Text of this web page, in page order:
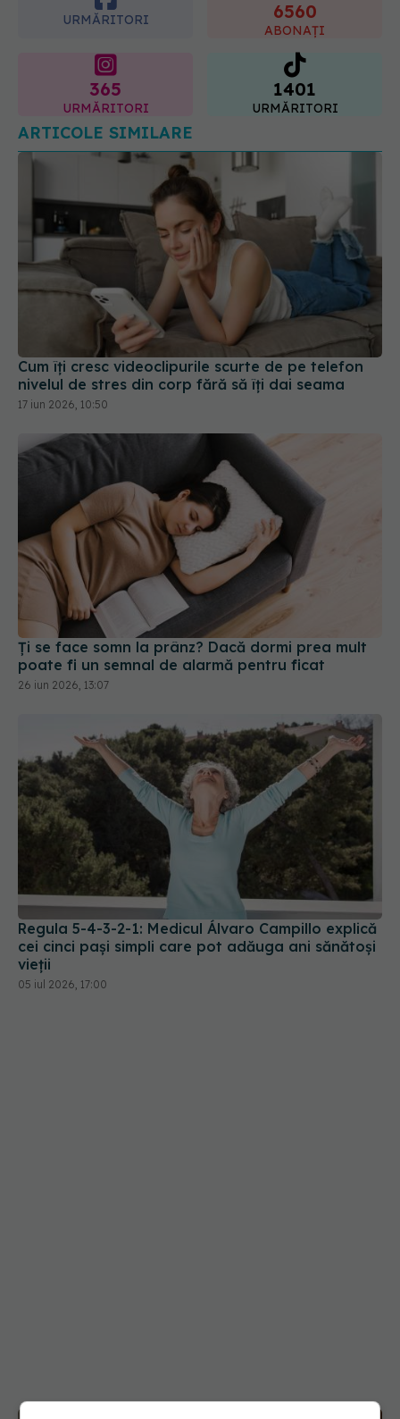
URMĂRITORI 6560
ABONAȚI
365
URMĂRITORI
1401
URMĂRITORI
ARTICOLE SIMILARE
Cum îți cresc videoclipurile scurte de pe telefon
nivelul de stres din corp fără să îți dai seama
17 iun 2026, 10:50
Ți se face somn la prânz? Dacă dormi prea mult
poate fi un semnal de alarmă pentru ficat
26 iun 2026, 13:07
Regula 5-4-3-2-1: Medicul Álvaro Campillo explică
cei cinci pași simpli care pot adăuga ani sănătoși
vieții
05 iul 2026, 17:00